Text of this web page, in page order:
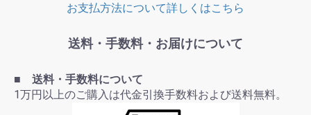
お支払方法について詳しくはこちら
送料・手数料・お届けについて
■ 送料・手数料について
1万円以上のご購入は代金引換手数料および送料無料。